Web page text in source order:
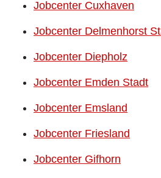
Jobcenter Cuxhaven
Jobcenter Delmenhorst
Jobcenter Diepholz
Jobcenter Emden Stadt
Jobcenter Emsland
Jobcenter Friesland
Jobcenter Gifhorn